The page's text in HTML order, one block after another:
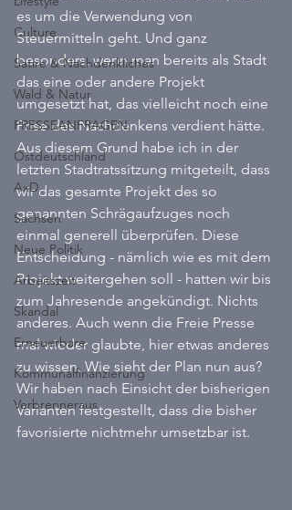
Culture
Satire & Nachdenkliches
Wald & Natur
PRESSEANFRAGEN
Ostdeutschland
AxD
Sachsen
Neue Politik
Arbeitszeit
Skandal
Erneuerbare
Kommunalfinanzierung
Verbrenneraus
es um die Verwendung von
Steuermitteln geht. Und ganz
besonders, wenn man bereits als Stadt
das eine oder andere Projekt
umgesetzt hat, das vielleicht noch eine
Prise des Nachdenkens verdient hätte.
Aus diesem Grund habe ich in der
letzten Stadtratssitzung mitgeteilt, dass
wir das gesamte Projekt des so
genannten Schrägaufzuges noch
einmal generell überprüfen. Diese
Entscheidung - nämlich wie es mit dem
Projekt weitergehen soll - hatten wir bis
zum Jahresende angekündigt. Nichts
anderes. Auch wenn die Freie Presse
mal wieder glaubte, hier etwas anderes
zu wissen. Wie sieht der Plan nun aus?
Wir haben nach Einsicht der bisherigen
Varianten festgestellt, dass die bisher
favorisierte nichtmehr umsetzbar ist.